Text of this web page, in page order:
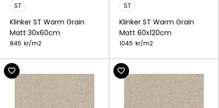
ST
Klinker ST Warm Grain
Matt 30x60cm
845 kr/m2
ST
Klinker ST Warm Grain
Matt 60x120cm
1045 kr/m2